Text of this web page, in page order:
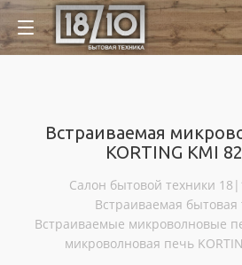
Встраиваемая
KORTING KMI
Салон бытовой техники
Встраиваемая бытовая
Встраиваемые микроволновые
микроволновая печь